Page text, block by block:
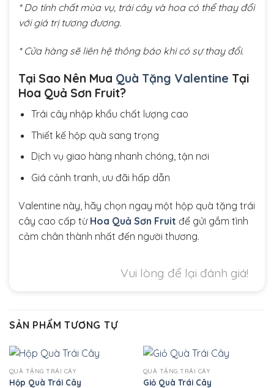
* Do tính chất mùa vụ, trái cây và hoa có thể thay đổi
với giá trị tương đương.
* Cửa hàng sẽ liên hệ thông báo khi có sự thay đổi.
Tại Sao Nên Mua Quà Tặng Valentine Tại
Hoa Quả Sơn Fruit?
Trái cây nhập khẩu chất lượng cao
Thiết kế hộp quà sang trọng
Dịch vụ giao hàng nhanh chóng, tận nơi
Giá cảnh tranh, ưu đãi hấp dẫn
Valentine này, hãy chọn ngay một hộp quà tặng trái
cây cao cấp từ Hoa Quả Sơn Fruit để gửi gắm tình
cảm chân thành nhất đến người thương.
Vui lòng để lại đánh giá!
SẢN PHẨM TƯƠNG TỰ
QUÀ TẶNG TRÁI CÂY
Hộp Quà Trái Cây
QUÀ TẶNG TRÁI CÂY
Giỏ Quà Trái Cây